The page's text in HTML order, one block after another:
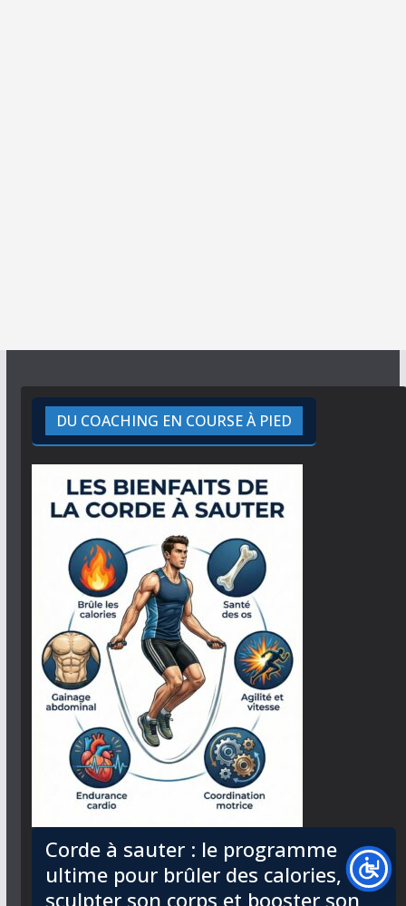
DU COACHING EN COURSE À PIED
Corde à sauter : le programme
ultime pour brûler des calories,
sculpter son corps et booster son